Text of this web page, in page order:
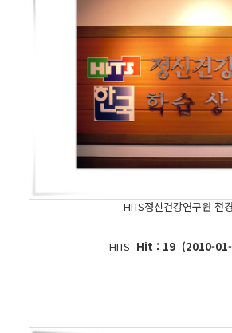
HITS정신건강연구원 전경
HITS Hit : 19 (2010-